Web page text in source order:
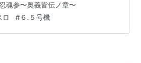
にさっきのチャンス目で直撃取っ
.５％ですかね これを取ったんで
！！ デカ過ぎ しかもこのCZめちゃ
ここまできたらチャンスですよ 演
忍魂参〜奥義皆伝ノ章〜
ロ #６.５号機